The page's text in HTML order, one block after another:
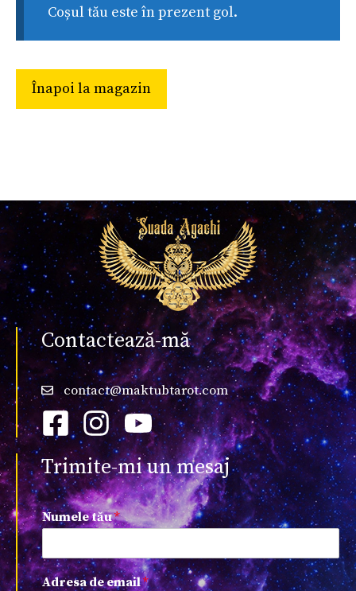
Coșul tău este în prezent gol.
Înapoi la magazin
Contactează-mă
contact@maktubtarot.com
Trimite-mi un mesaj
Numele tău*
Adresa de email*